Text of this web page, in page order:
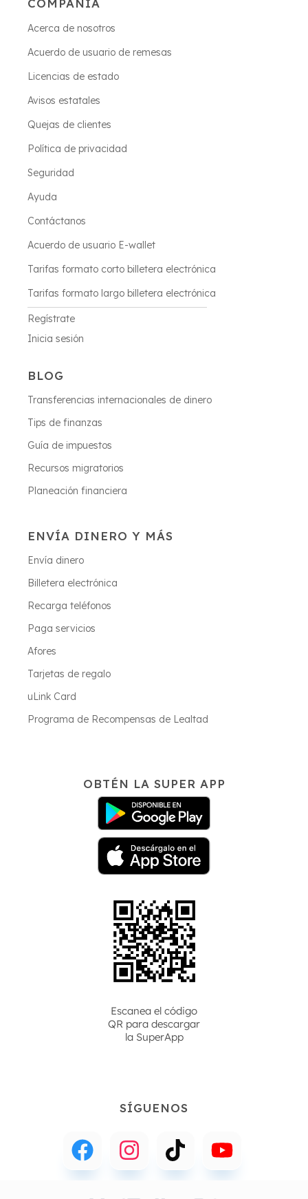
COMPAÑÍA
Acerca de nosotros
Acuerdo de usuario de remesas
Licencias de estado
Avisos estatales
Quejas de clientes
Política de privacidad
Seguridad
Ayuda
Contáctanos
Acuerdo de usuario E-wallet
Tarifas formato corto billetera electrónica
Tarifas formato largo billetera electrónica
Regístrate
Inicia sesión
BLOG
Transferencias internacionales de dinero
Tips de finanzas
Guía de impuestos
Recursos migratorios
Planeación financiera
ENVÍA DINERO Y MÁS
Envía dinero
Billetera electrónica
Recarga teléfonos
Paga servicios
Afores
Tarjetas de regalo
uLink Card
Programa de Recompensas de Lealtad
OBTÉN LA SUPER APP
Escanea el código
QR para descargar
la SuperApp
SÍGUENOS